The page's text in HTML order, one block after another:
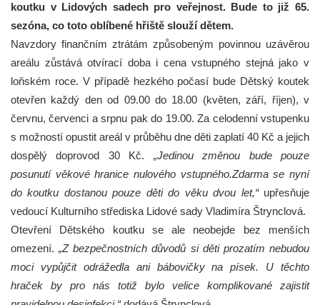
koutku v Lidových sadech pro veřejnost. Bude to již 65.
sezóna, co toto oblíbené hřiště slouží dětem.
Navzdory finančním ztrátám způsobeným povinnou uzávěrou
areálu zůstává otvírací doba i cena vstupného stejná jako v
loňském roce. V případě hezkého počasí bude Dětský koutek
otevřen každý den od 09.00 do 18.00 (květen, září, říjen), v
červnu, červenci a srpnu pak do 19.00. Za celodenní vstupenku
s možností opustit areál v průběhu dne děti zaplatí 40 Kč a jejich
dospělý doprovod 30 Kč. „Jedinou změnou bude pouze
posunutí věkové hranice nulového vstupného.Zdarma se nyní
do koutku dostanou pouze děti do věku dvou let,“upřesňuje
vedoucí Kulturního střediska Lidové sady Vladimíra Štrynclová.
Otevření Dětského koutku se ale neobejde bez menších
omezení.„Z bezpečnostních důvodů si děti prozatím nebudou
moci vypůjčit odrážedla ani bábovičky na písek. U těchto
hraček by pro nás totiž bylo velice komplikované zajistit